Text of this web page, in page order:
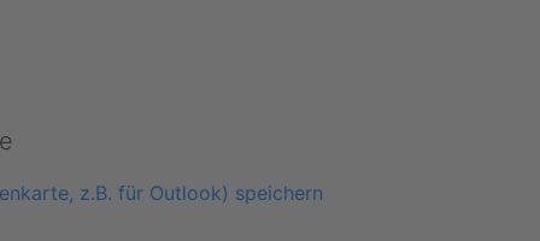
z.B. für Outlook) speichern